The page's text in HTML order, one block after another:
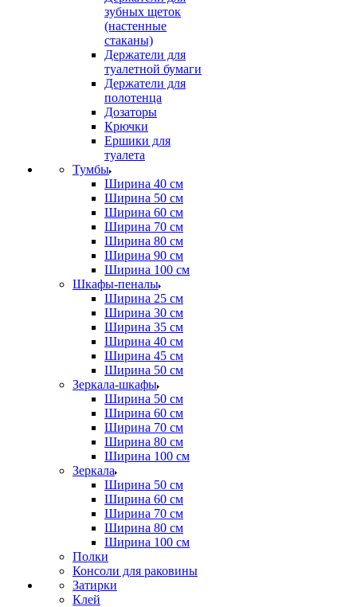
зубных щеток
(настенные
стаканы)
Держатели для
туалетной бумаги
Держатели для
полотенца
Дозаторы
Крючки
Ершики для
туалета
Тумбы
Ширина 40 см
Ширина 50 см
Ширина 60 см
Ширина 70 см
Ширина 80 см
Ширина 90 см
Ширина 100 см
Шкафы-пеналы
Ширина 25 см
Ширина 30 см
Ширина 35 см
Ширина 40 см
Ширина 45 см
Ширина 50 см
Зеркала-шкафы
Ширина 50 см
Ширина 60 см
Ширина 70 см
Ширина 80 см
Ширина 100 см
Зеркала
Ширина 50 см
Ширина 60 см
Ширина 70 см
Ширина 80 см
Ширина 100 см
Полки
Консоли для раковины
Затирки
Клей